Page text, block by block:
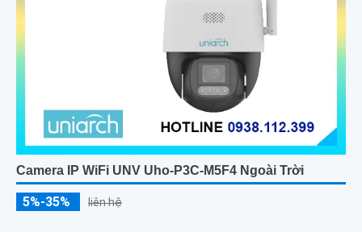
Camera IP WiFi UNV Uho-P3C-M5F4 Ngoài Trời
5%-35% liên hệ